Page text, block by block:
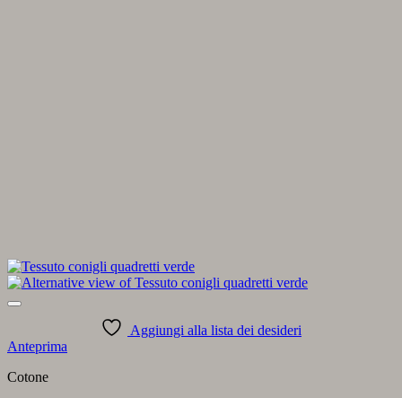
Aggiungi alla lista dei desideri
Anteprima
Cotone